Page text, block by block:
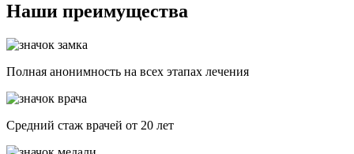
Наши преимущества
Полная анонимность на всех этапах лечения
Средний стаж врачей от 20 лет